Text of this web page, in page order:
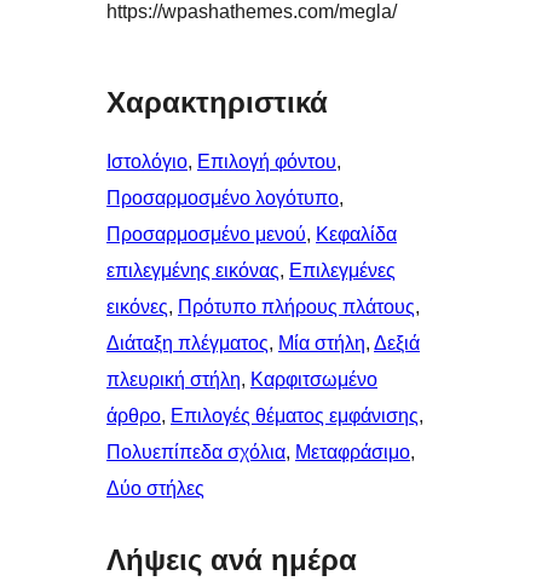
https://wpashathemes.com/megla/
Χαρακτηριστικά
Ιστολόγιο, Επιλογή φόντου
Προσαρμοσμένο λογότυπο
Προσαρμοσμένο μενού, Κεφαλίδα
επιλεγμένης εικόνας, Επιλεγμένες
εικόνες, Πρότυπο πλήρους πλάτους
Διάταξη πλέγματος, Μία στήλη, Δεξιά
πλευρική στήλη, Καρφιτσωμένo
άρθρo, Επιλογές θέματος εμφάνισης
Πολυεπίπεδα σχόλια, Μεταφράσιμο
Δύο στήλες
Λήψεις ανά ημέρα